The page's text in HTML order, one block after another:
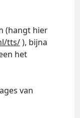
(hangt hier
tts/), bijna
het
van